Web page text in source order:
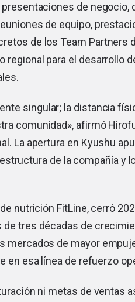
de negocio,
de equipo,
de los Team Partners
para el desarrollo
singular; la distancia
comunidad», afirmó
La apertura en Kyushu
de la compañía y
nutrición FitLine, cerró
tres décadas de
mercados de mayor
en esa línea de refuerzo
ni metas de ventas